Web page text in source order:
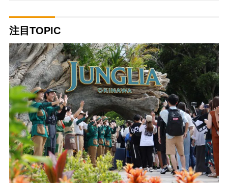
注目TOPIC